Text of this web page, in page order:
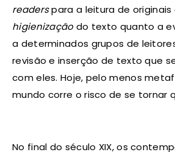
readerspara a leitura de originais
higienizaçãodo texto quanto a
a determinados grupos de
revisão e inserção de texto que
com eles. Hoje, pelo menos
mundo corre o risco de se tornar
No final do século XIX, os